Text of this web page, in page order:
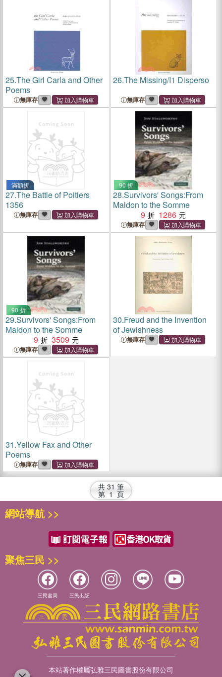
25.The Girl Carla and Other
Poems
無庫存
26.The Missing/I1 Disperso
無庫存
滿額折
27.The Battle of Poitiers
1356
無庫存
90 折
28.Survivors' Songs:From
Maldon to the Somme
9
1286
無庫存
90 折
29.Survivors' Songs:From
Maldon to the Somme
9
3509
無庫存
30.Freud and the Invention
of Jewishness
無庫存
31.Yellow Fax and Other
Poems
無庫存
共 31 筆
第 1 頁
網站導航 >>
聚焦三民 >>
三民書局 三民出版
本站著作權屬弘雅三民圖書股份有限公司